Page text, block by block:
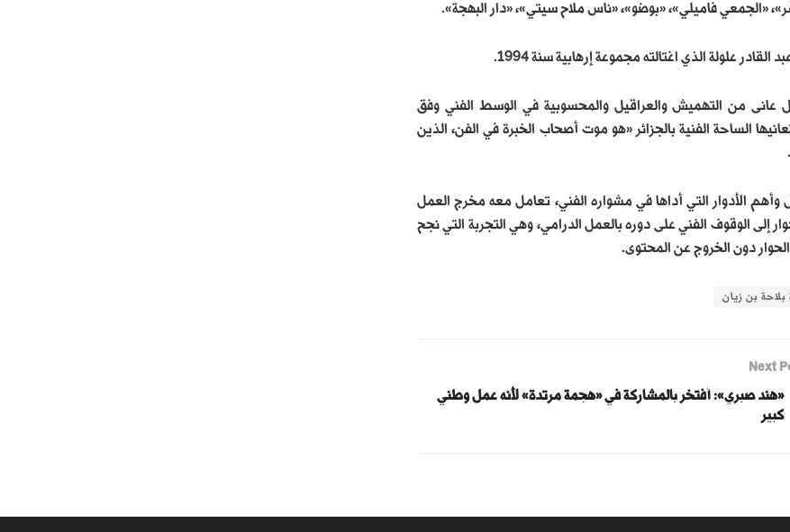
«الجمعي فاميلي»، «بوضو»، «ناس ملاح سيتي»، «دار البهجة».
علولة الذي اغتالته مجموعة إرهابية سنة 1994.
عانى من التهميش والعراقيل والمحسوبية في الوسط الفني وفق
الساحة الفنية بالجزائر «هو موت أصحاب الخبرة في الفن، الذين
الأدوار التي أداها في مشواره الفني، تعامل معه مخرج العمل
إلى الوقوف الفني على دوره بالعمل الدرامي، وهي التجربة التي نجح
دون الخروج عن المحتوى.
بلاحة بن زيان
Next
«هند صبري»: أفتخر بالمشاركة في «هجمة مرتدة» لأنه عمل وطني
كبير